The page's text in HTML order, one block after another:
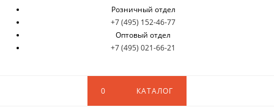
Розничный отдел
+7 (495) 152-46-77
Оптовый отдел
+7 (495) 021-66-21
0 КАТАЛОГ